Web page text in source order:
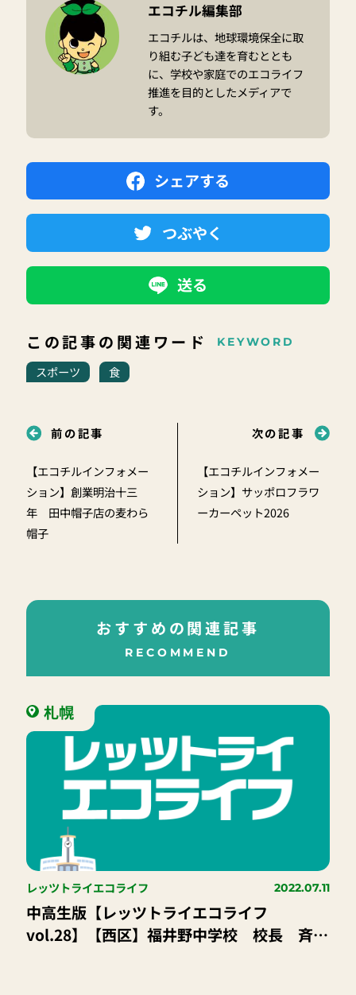
エコチル編集部
エコチルは、地球環境保全に取
り組む子ども達を育むととも
に、学校や家庭でのエコライフ
推進を目的としたメディアで
す。
シェアする
つぶやく
送る
この記事の関連ワード KEYWORD
スポーツ 食
前の記事
【エコチルインフォメー
ション】創業明治十三
年 田中帽子店の麦わら
帽子
次の記事
【エコチルインフォメー
ション】サッポロフラワ
ーカーペット2026
おすすめの関連記事
RECOMMEND
札幌
レッツトライエコライフ 2022.07.11
中高生版【レッツトライエコライフ
vol.28】【西区】福井野中学校 校長 斉